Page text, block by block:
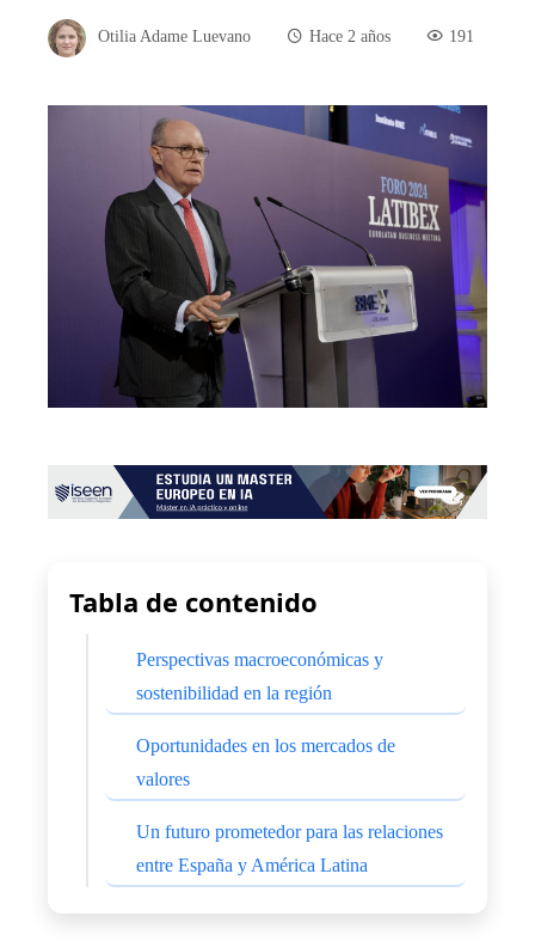
Otilia Adame Luevano Hace 2 años 191
Tabla de contenido
Perspectivas macroeconómicas y
sostenibilidad en la región
Oportunidades en los mercados de
valores
Un futuro prometedor para las relaciones
entre España y América Latina